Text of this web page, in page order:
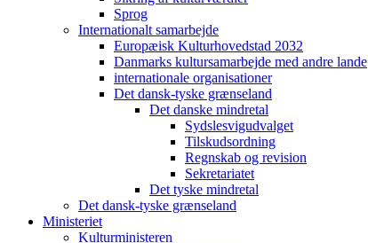
Sprog
Internationalt samarbejde
Europæisk Kulturhovedstad 2032
Danmarks kultursamarbejde med andre lande
internationale organisationer
Det dansk-tyske grænseland
Det danske mindretal
Sydslesvigudvalget
Tilskudsordning
Regnskab og revision
Sekretariatet
Det tyske mindretal
Det dansk-tyske grænseland
Ministeriet
Kulturministeren